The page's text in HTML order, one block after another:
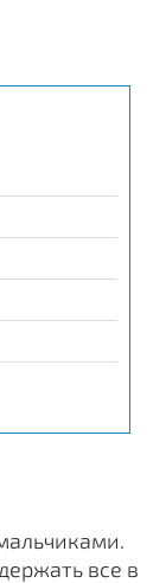
все в